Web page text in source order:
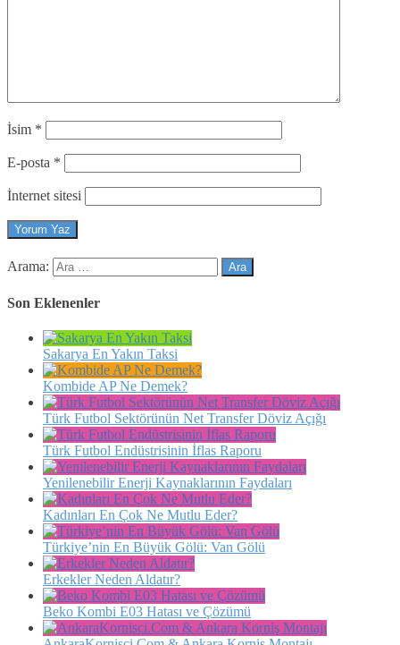
İsim *
E-posta *
İnternet sitesi
Arama:
Son Eklenenler
Sakarya En Yakın Taksi
Kombide AP Ne Demek?
Türk Futbol Sektörünün Net Transfer Döviz Açığı
Türk Futbol Endüstrisinin İflas Raporu
Yenilenebilir Enerji Kaynaklarının Faydaları
Kadınları En Çok Ne Mutlu Eder?
Türkiye’nin En Büyük Gölü: Van Gölü
Erkekler Neden Aldatır?
Beko Kombi E03 Hatası ve Çözümü